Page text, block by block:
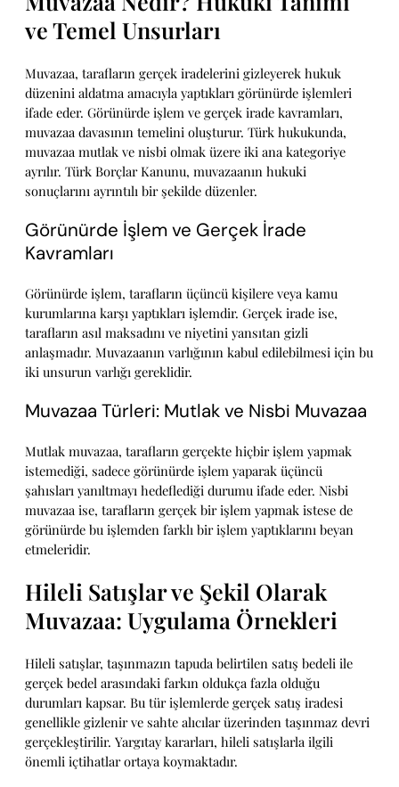
ve Temel Unsurları
Muvazaa, tarafların gerçek iradelerini gizleyerek hukuk
düzenini aldatma amacıyla yaptıkları görünürde işlemleri
ifade eder. Görünürde işlem ve gerçek irade kavramları,
muvazaa davasının temelini oluşturur. Türk hukukunda,
muvazaa mutlak ve nisbi olmak üzere iki ana kategoriye
ayrılır. Türk Borçlar Kanunu, muvazaanın hukuki
sonuçlarını ayrıntılı bir şekilde düzenler.
Görünürde İşlem ve Gerçek İrade
Kavramları
Görünürde işlem, tarafların üçüncü kişilere veya kamu
kurumlarına karşı yaptıkları işlemdir. Gerçek irade ise,
tarafların asıl maksadını ve niyetini yansıtan gizli
anlaşmadır. Muvazaanın varlığının kabul edilebilmesi için bu
iki unsurun varlığı gereklidir.
Muvazaa Türleri: Mutlak ve Nisbi Muvazaa
Mutlak muvazaa, tarafların gerçekte hiçbir işlem yapmak
istemediği, sadece görünürde işlem yaparak üçüncü
şahısları yanıltmayı hedeflediği durumu ifade eder. Nisbi
muvazaa ise, tarafların gerçek bir işlem yapmak istese de
görünürde bu işlemden farklı bir işlem yaptıklarını beyan
etmeleridir.
Hileli Satışlar ve Şekil Olarak
Muvazaa: Uygulama Örnekleri
Hileli satışlar, taşınmazın tapuda belirtilen satış bedeli ile
gerçek bedel arasındaki farkın oldukça fazla olduğu
durumları kapsar. Bu tür işlemlerde gerçek satış iradesi
genellikle gizlenir ve sahte alıcılar üzerinden taşınmaz devri
gerçekleştirilir. Yargıtay kararları, hileli satışlarla ilgili
önemli içtihatlar ortaya koymaktadır.